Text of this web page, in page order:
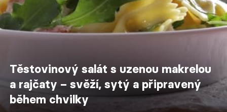
Těstovinový salát s uzenou makrelou
a rajčaty – svěží, sytý a připravený
během chvilky